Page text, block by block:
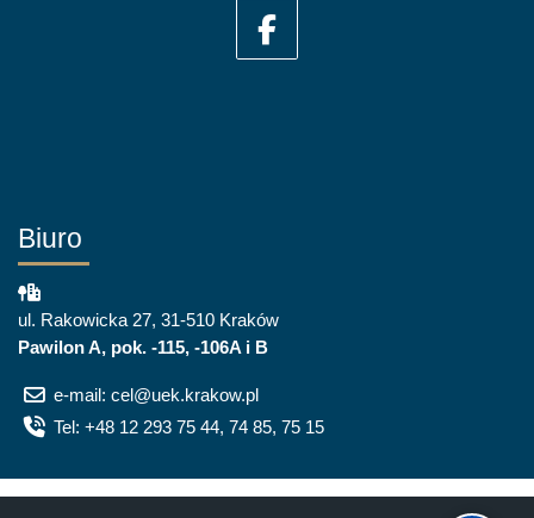
Biuro
ul. Rakowicka 27, 31-510 Kraków
Pawilon A, pok. -115, -106A i B
e-mail: cel@uek.krakow.pl
Tel: +48 12 293 75 44, 74 85, 75 15